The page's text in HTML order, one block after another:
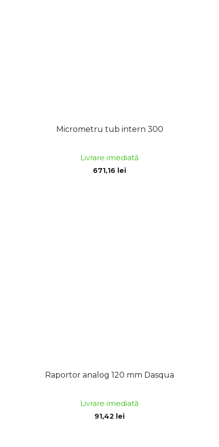
Micrometru tub intern 300
Livrare imediată
671,16 lei
Raportor analog 120 mm Dasqua
Livrare imediată
91,42 lei